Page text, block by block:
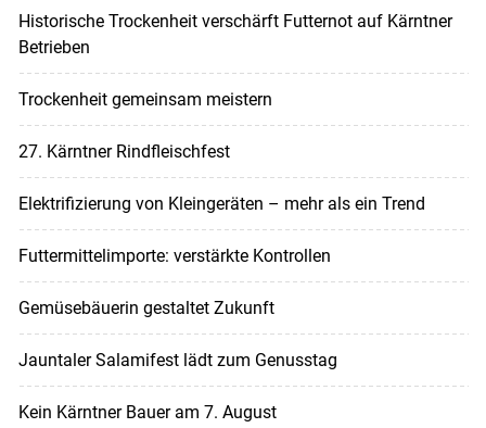
Historische Trockenheit verschärft Futternot auf Kärntner
Betrieben
Trockenheit gemeinsam meistern
27. Kärntner Rindfleischfest
Elektrifizierung von Kleingeräten – mehr als ein Trend
Futtermittelimporte: verstärkte Kontrollen
Gemüsebäuerin gestaltet Zukunft
Jauntaler Salamifest lädt zum Genusstag
Kein Kärntner Bauer am 7. August